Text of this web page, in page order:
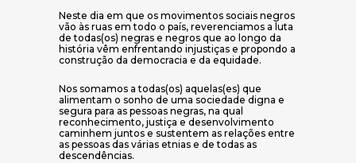
Neste dia em que os movimentos sociais negros
vão às ruas em todo o país, reverenciamos a luta
de todas(os) negras e negros que ao longo da
história vêm enfrentando injustiças e propondo a
construção da democracia e da equidade.
Nos somamos a todas(os) aquelas(es) que
alimentam o sonho de uma sociedade digna e
segura para as pessoas negras, na qual
reconhecimento, justiça e desenvolvimento
caminhem juntos e sustentem as relações entre
as pessoas das várias etnias e de todas as
descendências.